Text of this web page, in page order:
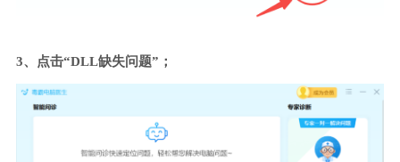
3、点击“DLL缺失问题”；